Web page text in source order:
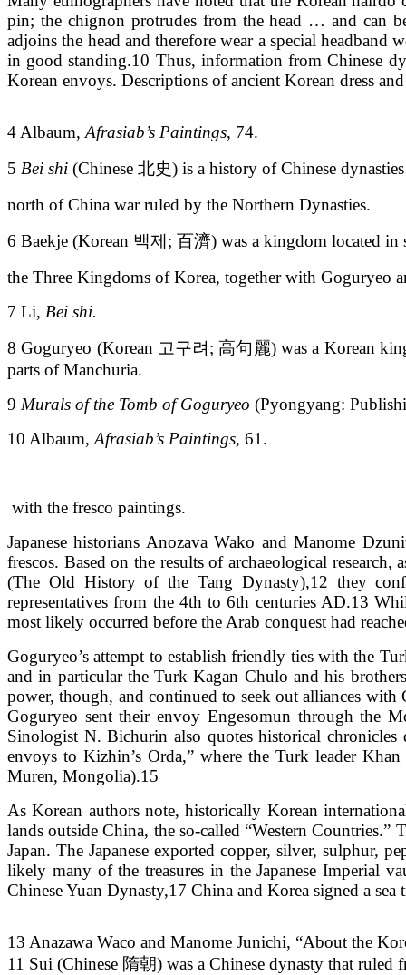
pin; the chignon protrudes from the head … and can
adjoins the head and therefore wear a special
in good standing.10 Thus, information from Chinese
Korean envoys. Descriptions of ancient Korean dress
4 Albaum,Afrasiab’s Paintings, 74.
5 Bei shi (Chinese 北史) is a history of Chinese
north of China war ruled by the Northern Dynasties.
6 Baekje (Korean 백제; 百濟) was a kingdom located
the Three Kingdoms of Korea, together with Goguryeo
7 Li, Bei shi.
8 Goguryeo (Korean 고구려; 高句麗) was a Korean
parts of Manchuria.
9 Murals of the Tomb of Goguryeo (Pyongyang:
10 Albaum,Afrasiab’s Paintings, 61.
with the fresco paintings.
Japanese historians Anozava Wako and Manome
frescos. Based on the results of archaeological
(The Old History of the Tang Dynasty),12 they
representatives from the 4th to 6th centuries AD.13
most likely occurred before the Arab conquest had
Goguryeo’s attempt to establish friendly ties with the
and in particular the Turk Kagan Chulo and his
power, though, and continued to seek out alliances
Goguryeo sent their envoy Engesomun through the
Sinologist N. Bichurin also quotes historical
envoys to Kizhin’s Orda,” where the Turk leader
Muren, Mongolia).15
As Korean authors note, historically Korean
lands outside China, the so-called “Western
Japan. The Japanese exported copper, silver, sulphur,
likely many of the treasures in the Japanese Imperial
Chinese Yuan Dynasty,17 China and Korea signed a
13 Anazawa Waco and Manome Junichi, “About the
11 Sui (Chinese 隋朝) was a Chinese dynasty that ruled